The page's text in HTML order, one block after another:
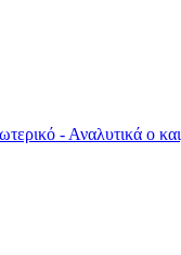
- Αναλυτικά ο